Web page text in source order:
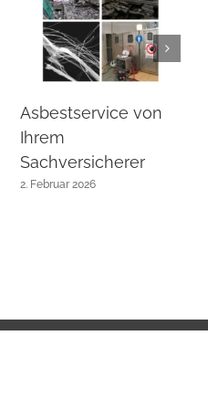
Asbestservice von
Ihrem
Sachversicherer
2. Februar 2026